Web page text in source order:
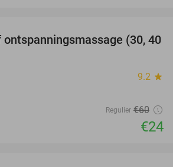
60%
ontspanningsmassage (30, 40
9.2 star
Regulier €60
€24